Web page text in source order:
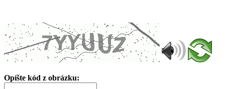
Opíšte kód z obrázku: